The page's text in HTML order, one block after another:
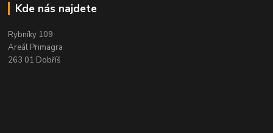
Kde nás najdete
Rybníky 109
Areál Primagra
263 01 Dobříš